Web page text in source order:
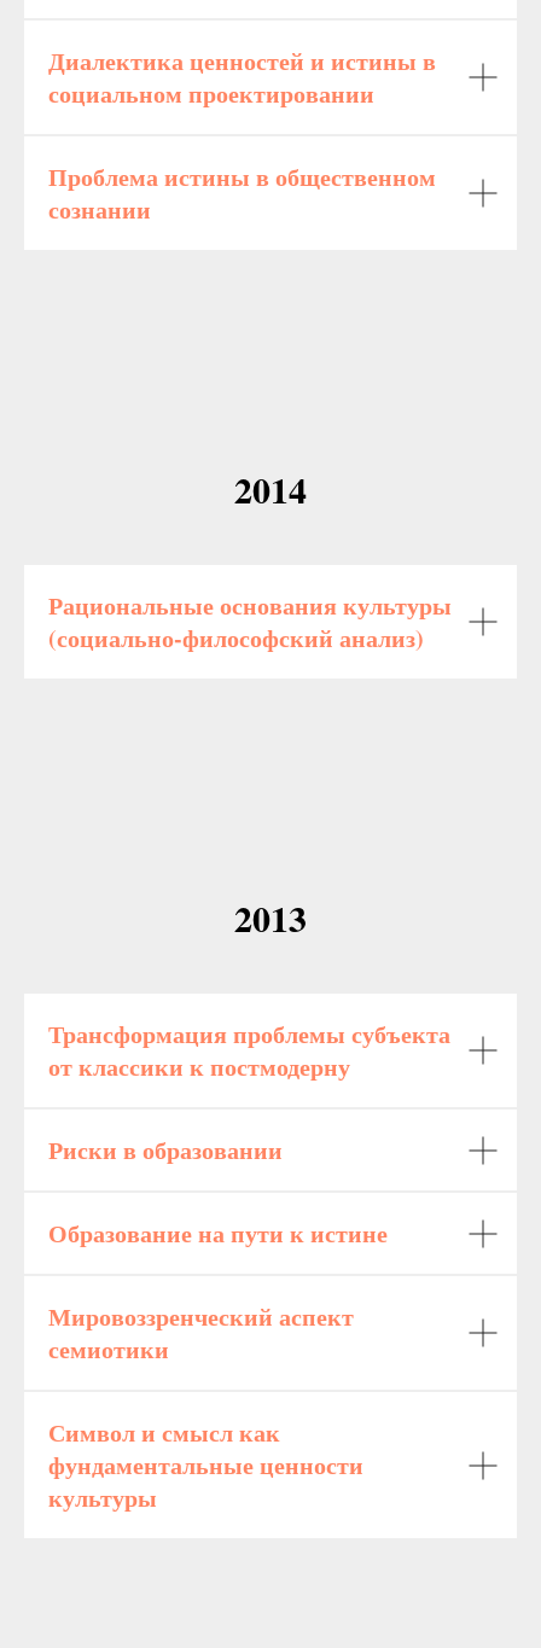
Диалектика ценностей и истины в
социальном проектировании
Проблема истины в общественном
сознании
2014
Рациональные основания культуры
(социально-философский анализ)
2013
Трансформация проблемы субъекта
от классики к постмодерну
Риски в образовании
Образование на пути к истине
Мировоззренческий аспект
семиотики
Символ и смысл как
фундаментальные ценности
культуры